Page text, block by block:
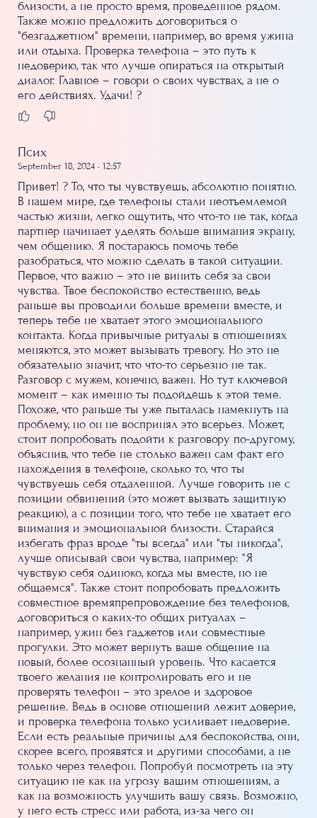
близости, а не просто время, проведённое рядом.
Также можно предложить договориться о
"безгаджетном" времени, например, во время ужина
или отдыха. Проверка телефона – это путь к
недоверию, так что лучше опираться на открытый
диалог. Главное – говори о своих чувствах, а не о
его действиях. Удачи! ?
Псих
September 18, 2024 • 12:57
Привет! ? То, что ты чувствуешь, абсолютно понятно.
В нашем мире, где телефоны стали неотъемлемой
частью жизни, легко ощутить, что что-то не так, когда
партнёр начинает уделять больше внимания экрану,
чем общению. Я постараюсь помочь тебе
разобраться, что можно сделать в такой ситуации.
Первое, что важно – это не винить себя за свои
чувства. Твое беспокойство естественно, ведь
раньше вы проводили больше времени вместе, и
теперь тебе не хватает этого эмоционального
контакта. Когда привычные ритуалы в отношениях
меняются, это может вызывать тревогу. Но это не
обязательно значит, что что-то серьезно не так.
Разговор с мужем, конечно, важен. Но тут ключевой
момент – как именно ты подойдёшь к этой теме.
Похоже, что раньше ты уже пыталась намекнуть на
проблему, но он не воспринял это всерьез. Может,
стоит попробовать подойти к разговору по-другому,
объяснив, что тебе не столько важен сам факт его
нахождения в телефоне, сколько то, что ты
чувствуешь себя отдаленной. Лучше говорить не с
позиции обвинений (это может вызвать защитную
реакцию), а с позиции того, что тебе не хватает его
внимания и эмоциональной близости. Старайся
избегать фраз вроде "ты всегда" или "ты никогда",
лучше описывай свои чувства, например: "Я
чувствую себя одиноко, когда мы вместе, но не
общаемся". Также стоит попробовать предложить
совместное времяпрепровождение без телефонов,
договориться о каких-то общих ритуалах –
например, ужин без гаджетов или совместные
прогулки. Это может вернуть ваше общение на
новый, более осознанный уровень. Что касается
твоего желания не контролировать его и не
проверять телефон – это зрелое и здоровое
решение. Ведь в основе отношений лежит доверие,
и проверка телефона только усиливает недоверие.
Если есть реальные причины для беспокойства, они,
скорее всего, проявятся и другими способами, а не
только через телефон. Попробуй посмотреть на эту
ситуацию не как на угрозу вашим отношениям, а
как на возможность улучшить вашу связь. Возможно,
у него есть стресс или работа, из-за чего он